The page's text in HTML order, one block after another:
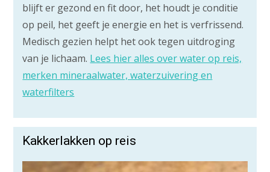
blijft er gezond en fit door, het houdt je conditie
op peil, het geeft je energie en het is verfrissend.
Medisch gezien helpt het ook tegen uitdroging
van je lichaam. Lees hier alles over water op reis,
merken mineraalwater, waterzuivering en
waterfilters
Kakkerlakken op reis